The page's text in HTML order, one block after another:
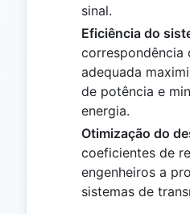
sinal.
Eficiência do
correspondência
adequada
de potência e
energia.
Otimização do
coeficientes de
engenheiros a
sistemas de